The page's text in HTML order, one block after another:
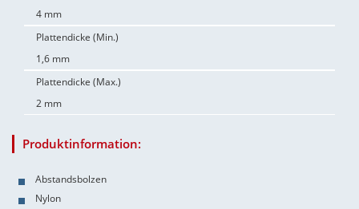
4 mm
Plattendicke (Min.)
1,6 mm
Plattendicke (Max.)
2 mm
Produktinformation:
Abstandsbolzen
Nylon